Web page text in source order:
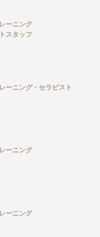
ーニング
スタッフ
ーニング・セラピスト
ーニング
ーニング